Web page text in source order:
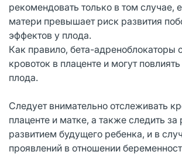
рекомендовать только в том случае,
матери превышает риск развития
эффектов у плода.
Как правило, бета-адреноблокаторы
кровоток в плаценте и могут
плода.
Следует внимательно отслеживать
плаценте и матке, а также следить за
развитием будущего ребенка, и в
проявлений в отношении